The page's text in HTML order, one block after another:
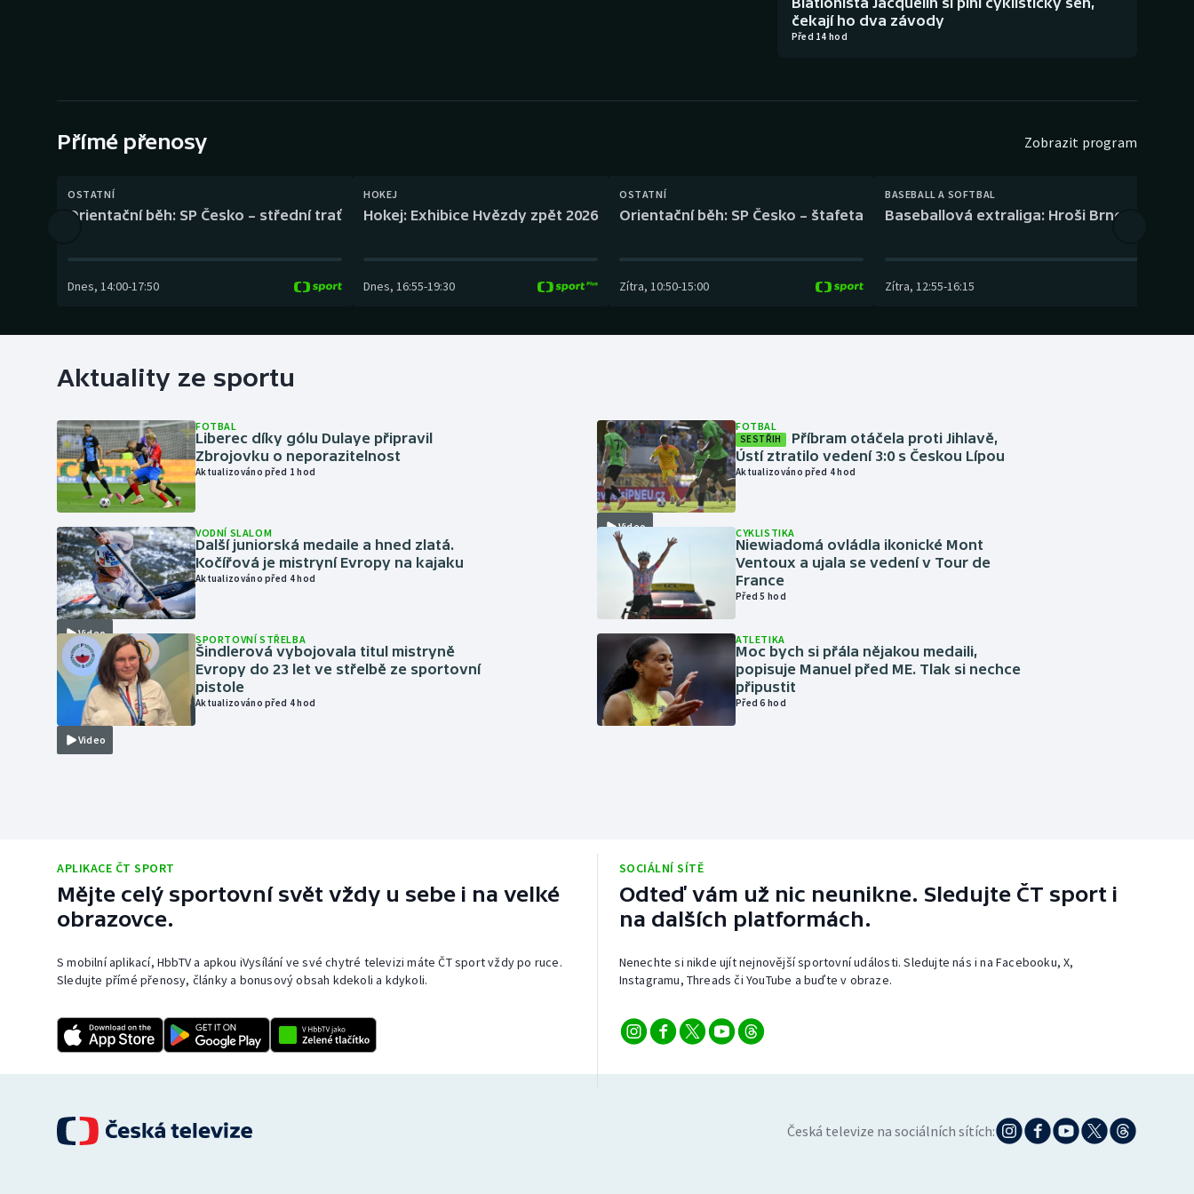
Gymnastika Plážový volejbal
čekají ho dva závody
Před 14 hod
Přímé přenosy Zobrazit program
OSTATNÍ
Orientační běh: SP Česko – střední trať
Dnes, 14:00-17:50
HOKEJ
Hokej: Exhibice Hvězdy zpět 2026
Dnes, 16:55-19:30
OSTATNÍ
Orientační běh: SP Česko – štafeta
Zítra, 10:50-15:00
BASEBALL A SOFTBAL
Baseballová extraliga: Hroši Brno – Eagles
Zítra, 12:55-16:15
Aktuality ze sportu
FOTBAL
Liberec díky gólu Dulaye připravil
Zbrojovku o neporazitelnost
Aktualizováno před 1 hod
Video
VODNÍ SLALOM
Další juniorská medaile a hned zlatá.
Kočířová je mistryní Evropy na kajaku
Aktualizováno před 4 hod
Video
SPORTOVNÍ STŘELBA
Šindlerová vybojovala titul mistryně
Evropy do 23 let ve střelbě ze sportovní
pistole
Aktualizováno před 4 hod
Video
FOTBAL
SESTŘIH
Příbram otáčela proti Jihlavě,
Ústí ztratilo vedení 3:0 s Českou Lípou
Aktualizováno před 4 hod
CYKLISTIKA
Niewiadomá ovládla ikonické Mont
Ventoux a ujala se vedení v Tour de
France
Před 5 hod
ATLETIKA
Moc bych si přála nějakou medaili,
popisuje Manuel před ME. Tlak si nechce
připustit
Před 6 hod
APLIKACE ČT SPORT
Mějte celý sportovní svět vždy u sebe i na velké
obrazovce.
S mobilní aplikací, HbbTV a apkou iVysílání ve své chytré televizi máte ČT sport vždy po ruce.
Sledujte přímé přenosy, články a bonusový obsah kdekoli a kdykoli.
SOCIÁLNÍ SÍTĚ
Odteď vám už nic neunikne. Sledujte ČT sport i
na dalších platformách.
Nenechte si nikde ujít nejnovější sportovní události. Sledujte nás i na Facebooku, X,
Instagramu, Threads či YouTube a buďte v obraze.
Česká televize na sociálních sítích: